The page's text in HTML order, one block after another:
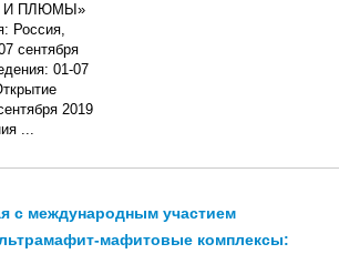
И ПЛЮМЫ»
Россия,
сентября
01-07
2019
...
с международным участием
мафитовые комплексы: